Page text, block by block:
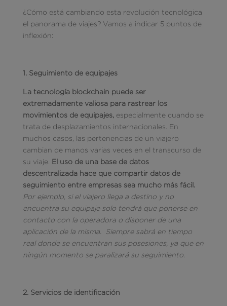
¿Cómo está cambiando esta revolución tecnológica
el panorama de viajes? Vamos a indicar 5 puntos de
inflexión:
1. Seguimiento de equipajes
La tecnología blockchain puede ser
extremadamente valiosa para rastrear los
movimientos de equipajes, especialmente cuando se
trata de desplazamientos internacionales. En
muchos casos, las pertenencias de un viajero
cambian de manos varias veces en el transcurso de
su viaje. El uso de una base de datos
descentralizada hace que compartir datos de
seguimiento entre empresas sea mucho más fácil.
Por ejemplo, si el viajero llega a destino y no
encuentra su equipaje solo tendrá que ponerse en
contacto con la operadora o disponer de una
aplicación de la misma. Siempre sabrá en tiempo
real donde se encuentran sus posesiones, ya que en
ningún momento se paralizará su seguimiento.
2. Servicios de identificación